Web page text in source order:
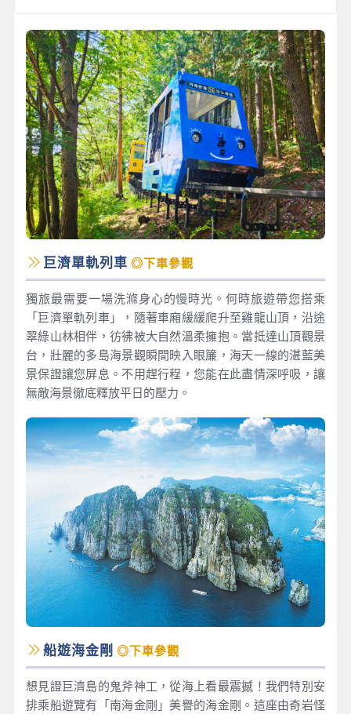
巨濟單軌列車 ◎下車參觀
獨旅最需要一場洗滌身心的慢時光。何時旅遊帶您搭乘
「巨濟單軌列車」，隨著車廂緩緩爬升至雞龍山頂，沿途
翠綠山林相伴，彷彿被大自然溫柔擁抱。當抵達山頂觀景
台，壯麗的多島海景觀瞬間映入眼簾，海天一線的湛藍美
景保證讓您屏息。不用趕行程，您能在此盡情深呼吸，讓
無敵海景徹底釋放平日的壓力。
船遊海金剛 ◎下車參觀
想見證巨濟島的鬼斧神工，從海上看最震撼！我們特別安
排乘船遊覽有「南海金剛」美譽的海金剛。這座由奇岩怪